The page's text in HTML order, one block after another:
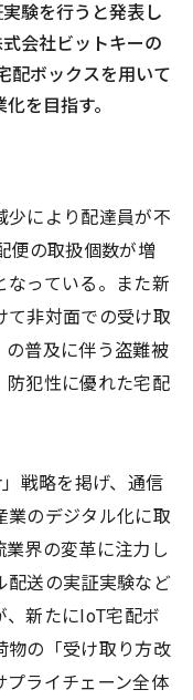
験を行うと発表し
会社ビットキーの
配ボックスを用いて
を目指す。
少により配達員が不
便の取扱個数が増
なっている。また新
て非対面での受け取
の普及に伴う盗難被
防犯性に優れた宅配
戦略を掲げ、通信
業のデジタル化に取
業界の変革に注力し
配送の実証実験など
、新たにIoT宅配ボ
物の「受け取り方改
プライチェーン全体